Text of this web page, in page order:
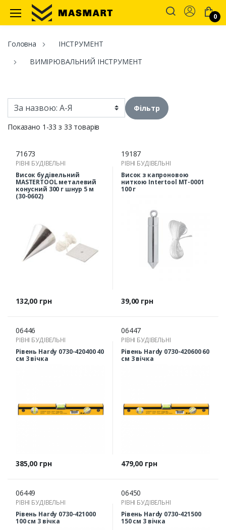
Masmart
Account
0
Головна
ІНСТРУМЕНТ
ВИМІРЮВАЛЬНИЙ ІНСТРУМЕНТ
Фільтр
Показано 1-33 з 33 товарів
71673
РІВНІ БУДІВЕЛЬНІ
Висок будівельний
MASTERTOOL металевий
конусний 300 г шнур 5 м
(30-0602)
Ціна
132,00 грн
19187
РІВНІ БУДІВЕЛЬНІ
Висок з капроновою
ниткою Intertool MT-0001
100 г
Ціна
39,00 грн
06446
РІВНІ БУДІВЕЛЬНІ
Рівень Hardy 0730-420400 40
см 3 вічка
Ціна
385,00 грн
06447
РІВНІ БУДІВЕЛЬНІ
Рівень Hardy 0730-420600 60
см 3 вічка
Ціна
479,00 грн
06449
РІВНІ БУДІВЕЛЬНІ
Рівень Hardy 0730-421000
100 см 3 вічка
06450
РІВНІ БУДІВЕЛЬНІ
Рівень Hardy 0730-421500
150 см 3 вічка